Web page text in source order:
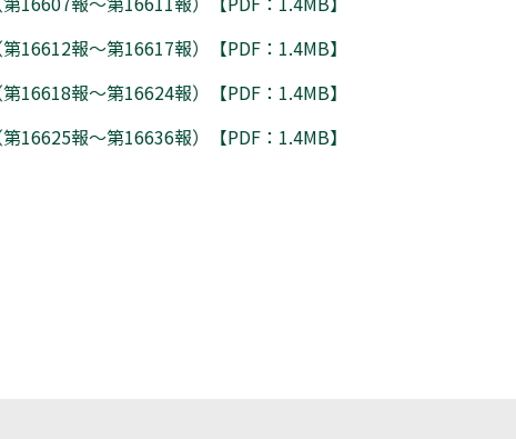
16612報～第16617報）【PDF：1.4MB】
16618報～第16624報）【PDF：1.4MB】
16625報～第16636報）【PDF：1.4MB】